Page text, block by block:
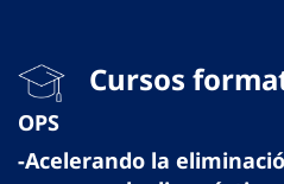
Cursos
OPS
-Acelerando la